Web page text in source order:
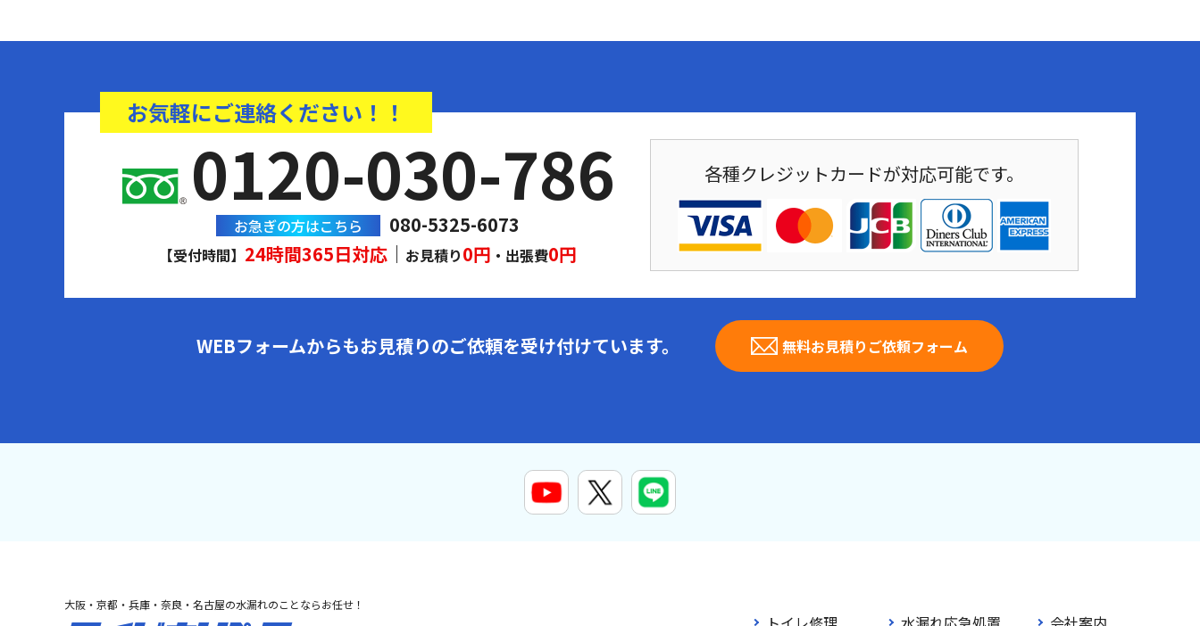
お気軽にご連絡ください！！
0120-030-786
お急ぎの方はこちら 080-5325-6073
【受付時間】 24時間365日対応 ｜ お見積り0円 ・出張費0円
各種クレジットカードが対応可能です。
WEBフォームからもお見積りのご依頼を受け付けています。 無料お見積りご依頼フォーム
大阪・京都・兵庫・奈良・名古屋の水漏れのことならお任せ！